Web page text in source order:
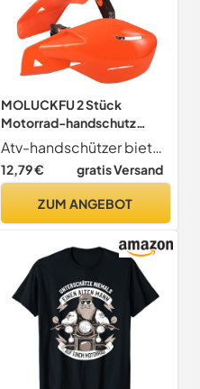
MOLUCKFU 2 Stück
Motorrad-handschutz
Windschutz Handschutz Für
Lenker Motorradzubehör
ATV-handschützer
Atv-handschützer bieten eine zusätzliche schutzschicht für ihre hände, sorgen für deren und minimieren verletzungen.
12,79 € gratis Versand
ZUM ANGEBOT